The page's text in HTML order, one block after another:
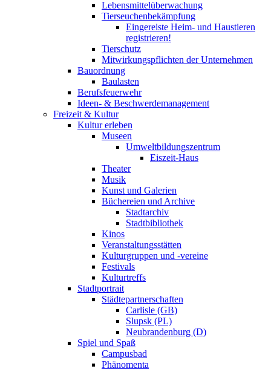
Lebensmittelüberwachung
Tierseuchenbekämpfung
Eingereiste Heim- und Haustieren
registrieren!
Tierschutz
Mitwirkungspflichten der Unternehmen
Bauordnung
Baulasten
Berufsfeuerwehr
Ideen- & Beschwerdemanagement
Freizeit & Kultur
Kultur erleben
Museen
Umweltbildungszentrum
Eiszeit-Haus
Theater
Musik
Kunst und Galerien
Büchereien und Archive
Stadtarchiv
Stadtbibliothek
Kinos
Veranstaltungsstätten
Kulturgruppen und -vereine
Festivals
Kulturtreffs
Stadtportrait
Städtepartnerschaften
Carlisle (GB)
Slupsk (PL)
Neubrandenburg (D)
Spiel und Spaß
Campusbad
Phänomenta